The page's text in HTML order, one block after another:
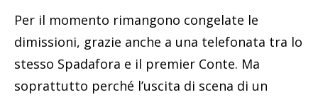
Per il momento rimangono congelate le
dimissioni, grazie anche a una telefonata tra lo
stesso Spadafora e il premier Conte. Ma
soprattutto perché l’uscita di scena di un